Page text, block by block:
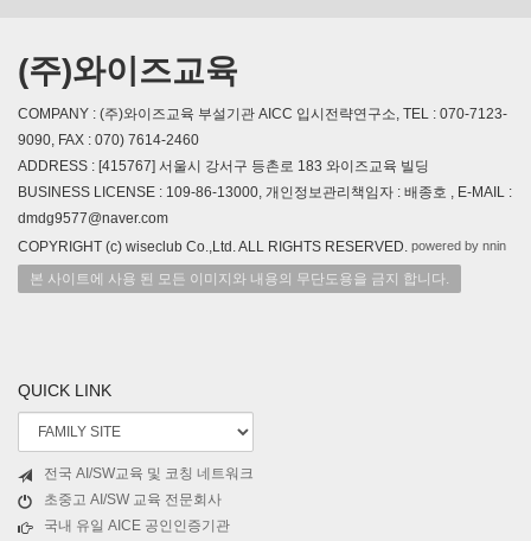
(주)와이즈교육
COMPANY : (주)와이즈교육 부설기관 AICC 입시전략연구소, TEL : 070-7123-
9090, FAX : 070) 7614-2460
ADDRESS : [415767] 서울시 강서구 등촌로 183 와이즈교육 빌딩
BUSINESS LICENSE : 109-86-13000, 개인정보관리책임자 : 배종호 , E-MAIL :
dmdg9577@naver.com
COPYRIGHT (c) wiseclub Co.,Ltd. ALL RIGHTS RESERVED. powered by nnin
본 사이트에 사용 된 모든 이미지와 내용의 무단도용을 금지 합니다.
QUICK LINK
전국 AI/SW교육 및 코칭 네트워크
초중고 AI/SW 교육 전문회사
국내 유일 AICE 공인인증기관